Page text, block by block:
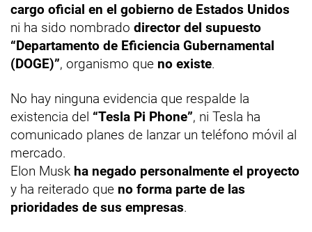
cargo oficial en el gobierno de Estados Unidos
ni ha sido nombrado director del supuesto
“Departamento de Eficiencia Gubernamental
(DOGE)”, organismo que no existe.
No hay ninguna evidencia que respalde la
existencia del “Tesla Pi Phone”, ni Tesla ha
comunicado planes de lanzar un teléfono móvil al
mercado.
Elon Musk ha negado personalmente el proyecto
y ha reiterado que no forma parte de las
prioridades de sus empresas.